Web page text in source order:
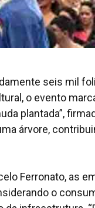
seis mil
o evento
plantada”,
árvore,
Ferronato, as
o